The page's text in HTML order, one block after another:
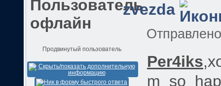
zvezda
Продвинутый пользователь
Per4iks